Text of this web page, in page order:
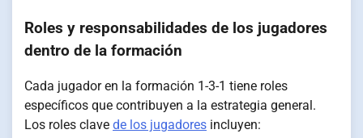
Roles y responsabilidades de los jugadores
dentro de la formación
Cada jugador en la formación 1-3-1 tiene roles
específicos que contribuyen a la estrategia general.
Los roles clave de los jugadores incluyen: